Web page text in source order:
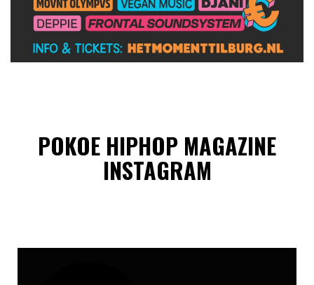
POKOE HIPHOP MAGAZINE
INSTAGRAM